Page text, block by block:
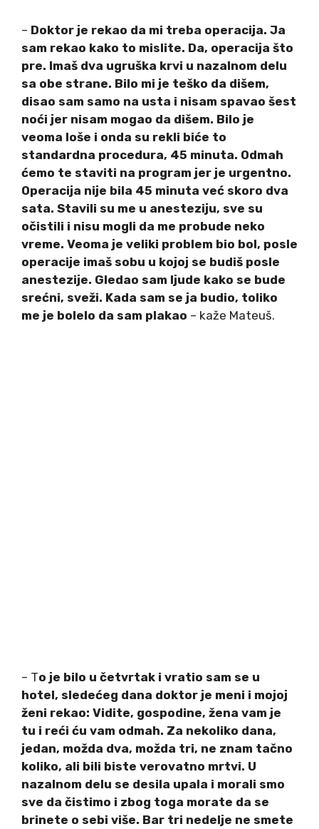
– Doktor je rekao da mi treba operacija. Ja
sam rekao kako to mislite. Da, operacija što
pre. Imaš dva ugruška krvi u nazalnom delu
sa obe strane. Bilo mi je teško da dišem,
disao sam samo na usta i nisam spavao šest
noći jer nisam mogao da dišem. Bilo je
veoma loše i onda su rekli biće to
standardna procedura, 45 minuta. Odmah
ćemo te staviti na program jer je urgentno.
Operacija nije bila 45 minuta već skoro dva
sata. Stavili su me u anesteziju, sve su
očistili i nisu mogli da me probude neko
vreme. Veoma je veliki problem bio bol, posle
operacije imaš sobu u kojoj se budiš posle
anestezije. Gledao sam ljude kako se bude
srećni, sveži. Kada sam se ja budio, toliko
me je bolelo da sam plakao – kaže Mateuš.
– To je bilo u četvrtak i vratio sam se u
hotel, sledećeg dana doktor je meni i mojoj
ženi rekao: Vidite, gospodine, žena vam je
tu i reći ću vam odmah. Za nekoliko dana,
jedan, možda dva, možda tri, ne znam tačno
koliko, ali bili biste verovatno mrtvi. U
nazalnom delu se desila upala i morali smo
sve da čistimo i zbog toga morate da se
brinete o sebi više. Bar tri nedelje ne smete